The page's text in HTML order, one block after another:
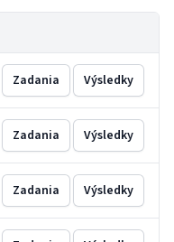
Zadania Výsledky
Zadania Výsledky
Zadania Výsledky